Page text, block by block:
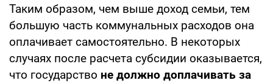
Таким образом, чем выше доход семьи, тем
большую часть коммунальных расходов она
оплачивает самостоятельно. В некоторых
случаях после расчета субсидии оказывается,
что государство не должно доплачивать за